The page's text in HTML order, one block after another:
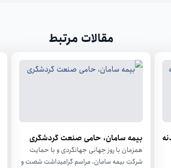
مقالات مرتبط
بیمه سامان، حامی صنعت گردشگری
همزمان با روز جهانی جهانگردی و با حمایت
شرکت بیمه سامان، مراسم گرامیداشت شصت و